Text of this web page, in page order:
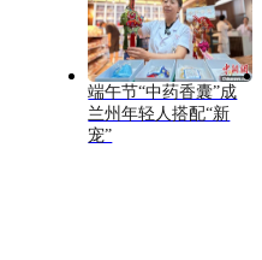
端午节“中药香囊”成
兰州年轻人搭配“新
宠”